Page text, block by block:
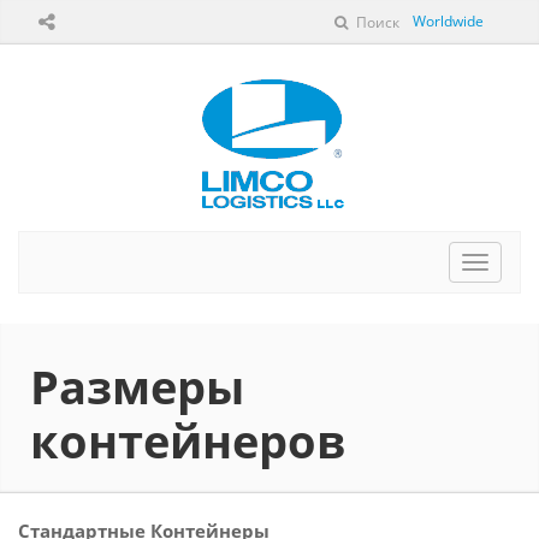
Worldwide
Поиск
Размеры
контейнеров
Стандартные Контейнеры